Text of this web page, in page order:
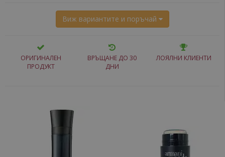
Виж вариантите и поръчай
ОРИГИНАЛЕН
ПРОДУКТ
ВРЪЩАНЕ ДО 30
ДНИ
ЛОЯЛНИ КЛИЕНТИ